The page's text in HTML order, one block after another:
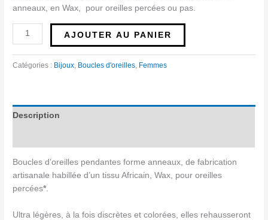
anneaux, en Wax, pour oreilles percées ou pas.
AJOUTER AU PANIER
Catégories : Bijoux, Boucles d'oreilles, Femmes
Description
Boucles d’oreilles pendantes forme anneaux, de fabrication
artisanale habillée d’un tissu Africain, Wax, pour oreilles
percées*.
Ultra légères, à la fois discrètes et colorées, elles rehausseront